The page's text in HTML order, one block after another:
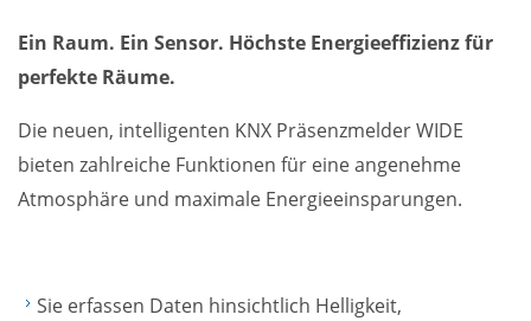
Ein Raum. Ein Sensor. Höchste Energieeffizienz für
perfekte Räume.
Die neuen, intelligenten KNX Präsenzmelder WIDE
bieten zahlreiche Funktionen für eine angenehme
Atmosphäre und maximale Energieeinsparungen.
Sie erfassen Daten hinsichtlich Helligkeit,